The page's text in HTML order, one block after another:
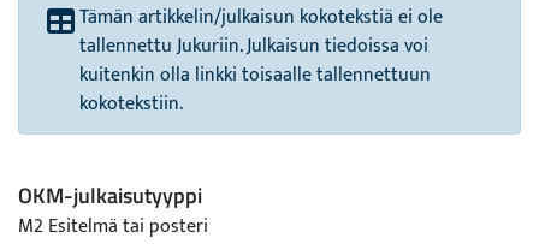
Tämän artikkelin/julkaisun kokotekstiä ei ole
tallennettu Jukuriin. Julkaisun tiedoissa voi
kuitenkin olla linkki toisaalle tallennettuun
kokotekstiin.
OKM-julkaisutyyppi
M2 Esitelmä tai posteri